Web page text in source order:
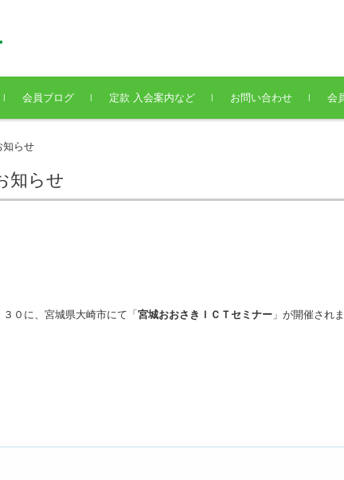
会員ブログ 定款 入会案内など お問い合わせ 会
知らせ
知らせ
０に、宮城県大崎市にて「 宮城おおさきＩＣＴセミナー 」が開催されま